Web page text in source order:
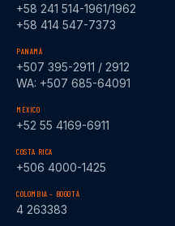
+58 241 514-1961/1962
+58 414 547-7373
PANAMÁ
+507 395-2911 / 2912
WA: +507 685-64091
MÉXICO
+52 55 4169-6911
COSTA RICA
+506 4000-1425
COLOMBIA – BOGOTÁ
4 263383